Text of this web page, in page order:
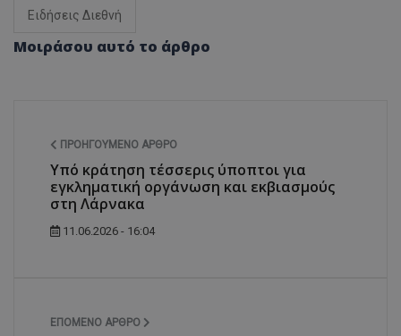
Ειδήσεις Διεθνή
Μοιράσου αυτό το άρθρο
ΠΡΟΗΓΟΎΜΕΝΟ ΆΡΘΡΟ
Υπό κράτηση τέσσερις ύποπτοι για
εγκληματική οργάνωση και εκβιασμούς
στη Λάρνακα
11.06.2026 - 16:04
ΕΠΌΜΕΝΟ ΆΡΘΡΟ